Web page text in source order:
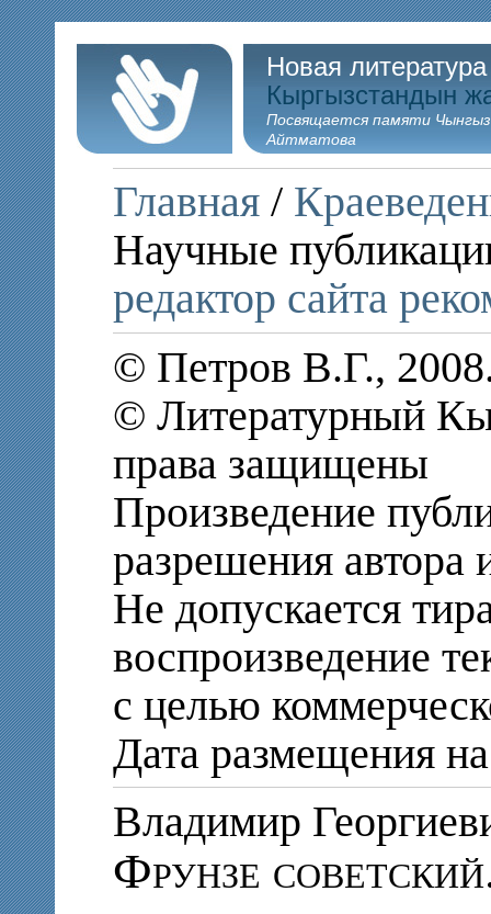
Новая
Кыргызстандын
Посвящается памяти
Айтматова
Главная /
Научные
редактор сайта
© Петров В.Г.,
© Литературный
права защищены
Произведение
разрешения автора
Не допускается
воспроизведение
с целью
Дата размещения
Владимир
Фрунзе